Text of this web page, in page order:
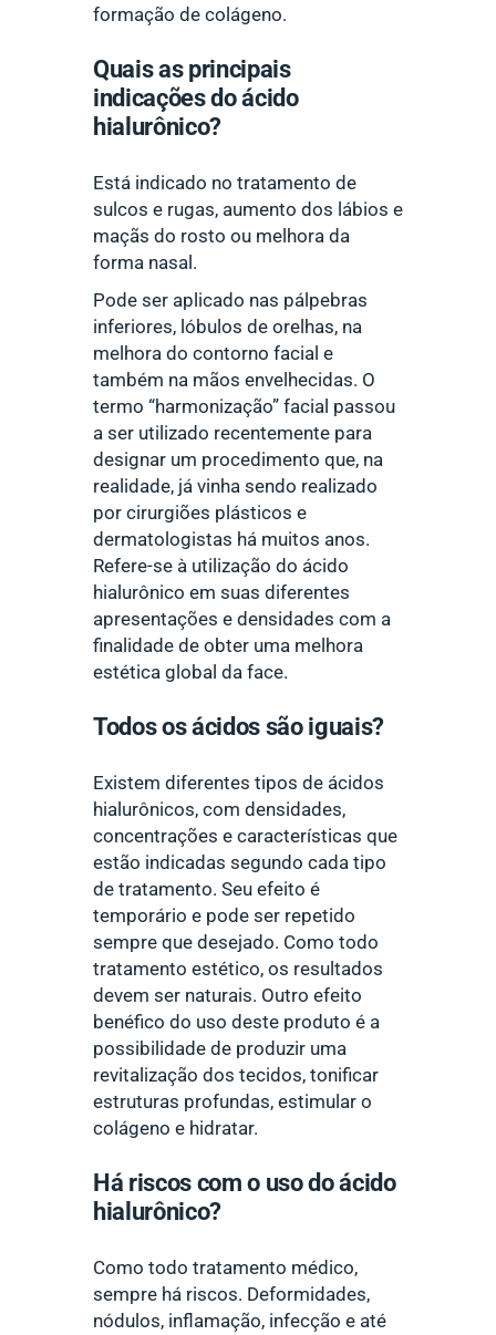
formação de colágeno.
Quais as principais
indicações do ácido
hialurônico?
Está indicado no tratamento de
sulcos e rugas, aumento dos lábios e
maçãs do rosto ou melhora da
forma nasal.
Pode ser aplicado nas pálpebras
inferiores, lóbulos de orelhas, na
melhora do contorno facial e
também na mãos envelhecidas. O
termo “harmonização” facial passou
a ser utilizado recentemente para
designar um procedimento que, na
realidade, já vinha sendo realizado
por cirurgiões plásticos e
dermatologistas há muitos anos.
Refere-se à utilização do ácido
hialurônico em suas diferentes
apresentações e densidades com a
finalidade de obter uma melhora
estética global da face.
Todos os ácidos são iguais?
Existem diferentes tipos de ácidos
hialurônicos, com densidades,
concentrações e características que
estão indicadas segundo cada tipo
de tratamento. Seu efeito é
temporário e pode ser repetido
sempre que desejado. Como todo
tratamento estético, os resultados
devem ser naturais. Outro efeito
benéfico do uso deste produto é a
possibilidade de produzir uma
revitalização dos tecidos, tonificar
estruturas profundas, estimular o
colágeno e hidratar.
Há riscos com o uso do ácido
hialurônico?
Como todo tratamento médico,
sempre há riscos. Deformidades,
nódulos, inflamação, infecção e até